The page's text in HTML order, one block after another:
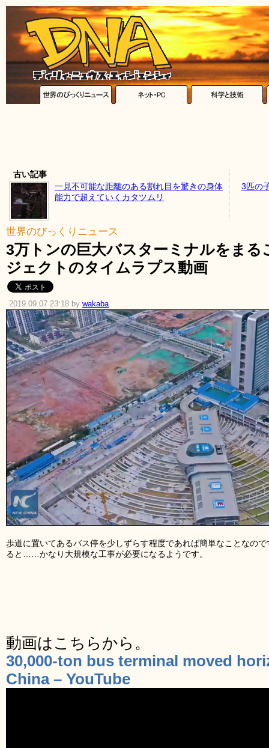
古い記事
一見不可能な距離のある割れ目を驚きの身体
能力で超えていくカタツムリ
3匹の
世界のびっくりニュース
3万トンの巨大バスターミナルをまる
ジェクトのタイムラプス動画
2019.09.07 23:18 by wakaba
歩道に置いてあるバス停を少しずらす程度であれば簡単なことなの
ると……かなり大規模な工事が必要になるようです。
動画はこちらから。
30,000-ton bus terminal moved
China – YouTube